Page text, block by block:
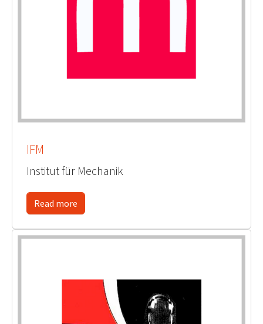
IFM
Institut für Mechanik
Read more